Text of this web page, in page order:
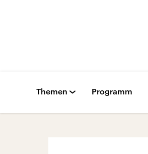
Themen Programm